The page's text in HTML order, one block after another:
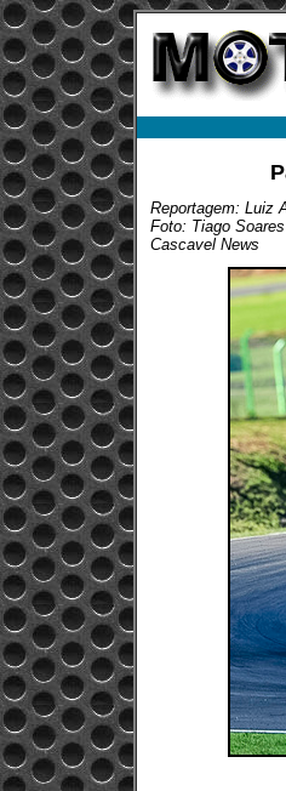
Reportagem: Luiz
Foto: Tiago Soares
Cascavel News